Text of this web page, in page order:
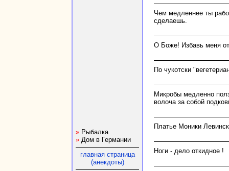
» Рыбалка
» Дом в Германии
главная страница
(анекдоты)
Чем медленнее ты
сделаешь.
О Боже! Избавь меня
По чукотски
Микробы медленно
волоча за собой
Платье Моники
Ноги - дело откидное !